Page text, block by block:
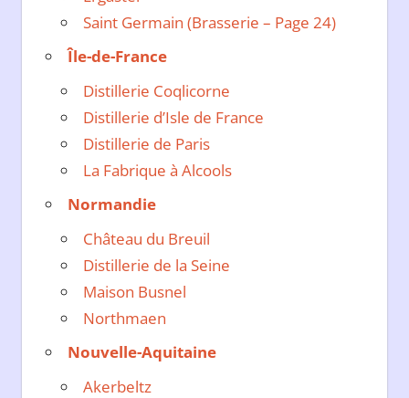
Saint Germain (Brasserie – Page 24)
Île-de-France
Distillerie Coqlicorne
Distillerie d’Isle de France
Distillerie de Paris
La Fabrique à Alcools
Normandie
Château du Breuil
Distillerie de la Seine
Maison Busnel
Northmaen
Nouvelle-Aquitaine
Akerbeltz